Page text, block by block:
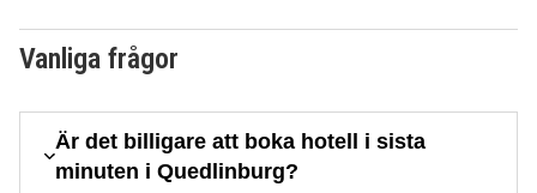
Vanliga frågor
Är det billigare att boka hotell i sista
minuten i Quedlinburg?